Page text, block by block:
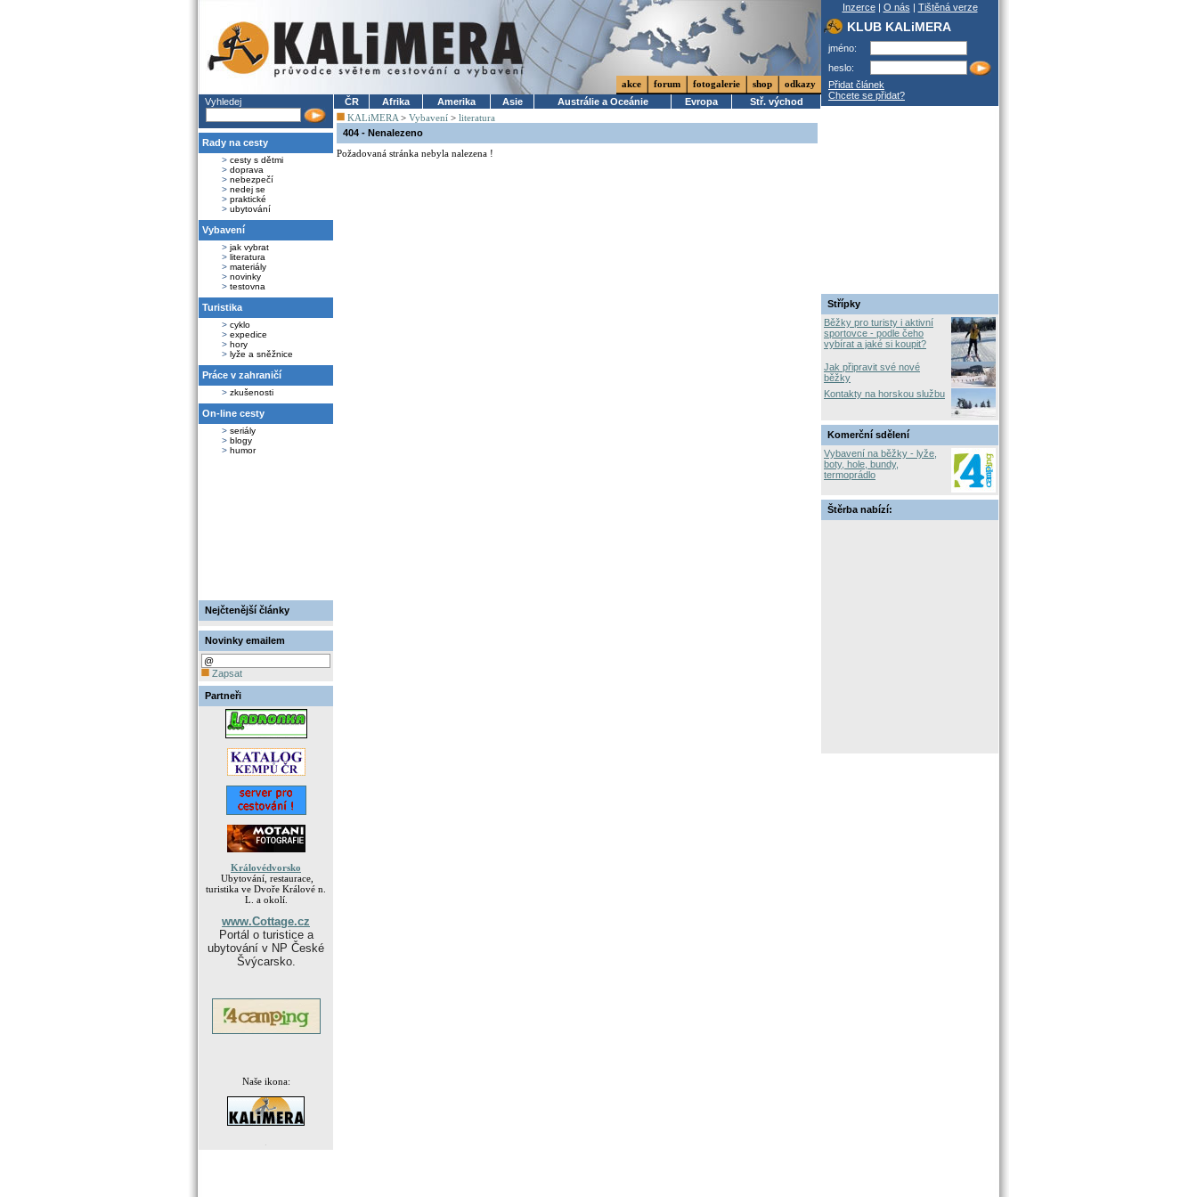
Vyhledej
Rady na cesty
> cesty s dětmi
> doprava
> nebezpečí
> nedej se
> praktické
> ubytování
Vybavení
> jak vybrat
> literatura
> materiály
> novinky
> testovna
Turistika
> cyklo
> expedice
> hory
> lyže a sněžnice
Práce v zahraničí
> zkušenosti
On-line cesty
> seriály
> blogy
> humor
Nejčtenější články
Novinky emailem
Zapsat
Partneři
Královédvorsko
Ubytování, restaurace,
turistika ve Dvoře Králové n.
L. a okolí.
www.Cottage.cz
Portál o turistice a
ubytování v NP České
Švýcarsko.
Naše ikona:
akce forum fotogalerie shop
odkazy
ČR
Afrika Amerika Asie Austrálie a Oceánie Evropa
Stř. východ
KALiMERA > Vybavení > literatura
404 - Nenalezeno
Požadovaná stránka nebyla nalezena !
Inzerce| O nás | Tištěná verze
KLUB KALiMERA
jméno:
heslo:
Přidat článek
Chcete se přidat?
Střípky
Běžky pro turisty i aktivní
sportovce - podle čeho
vybírat a jaké si koupit?
Jak připravit své nové
běžky
Kontakty na horskou službu
Komerční sdělení
Vybavení na běžky - lyže,
boty, hole, bundy,
termoprádlo
Štěrba nabízí: